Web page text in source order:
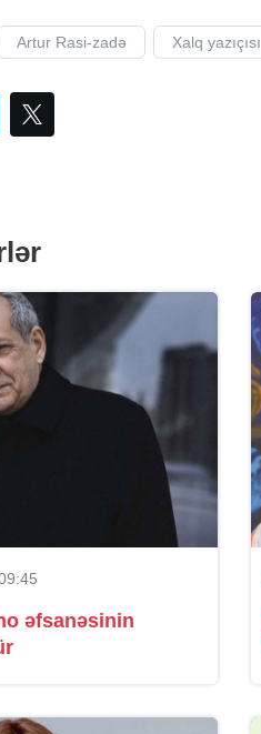
Artur Rasi-zadə Xalq yazıçısı
əfsanəsinin